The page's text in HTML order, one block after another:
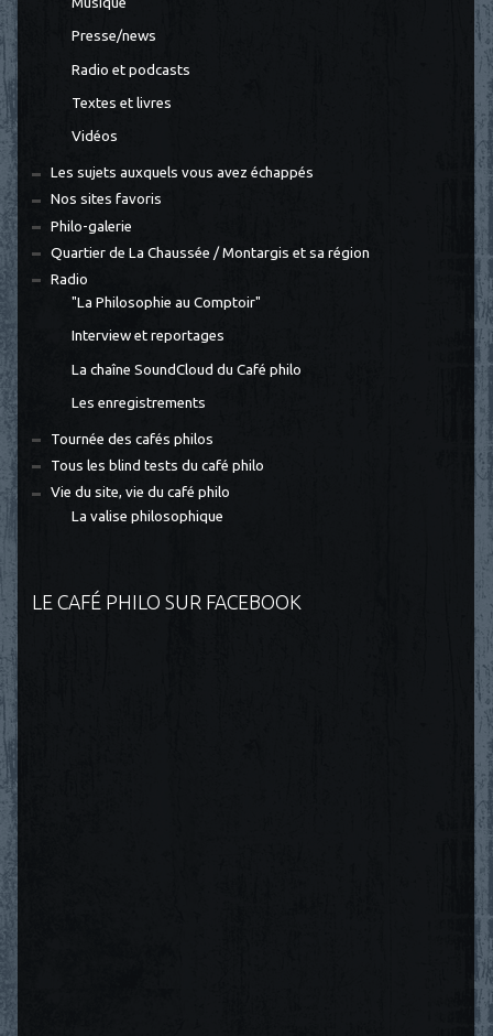
Presse/news
Radio et podcasts
Textes et livres
Vidéos
Les sujets auxquels vous avez échappés
Nos sites favoris
Philo-galerie
Quartier de La Chaussée / Montargis et sa région
Radio
"La Philosophie au Comptoir"
Interview et reportages
La chaîne SoundCloud du Café philo
Les enregistrements
Tournée des cafés philos
Tous les blind tests du café philo
Vie du site, vie du café philo
La valise philosophique
LE CAFÉ PHILO SUR FACEBOOK